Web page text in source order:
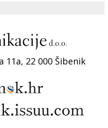
11a, 22 000 Šibenik